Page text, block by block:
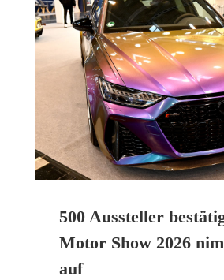
500 Aussteller
Motor Show 2026
auf